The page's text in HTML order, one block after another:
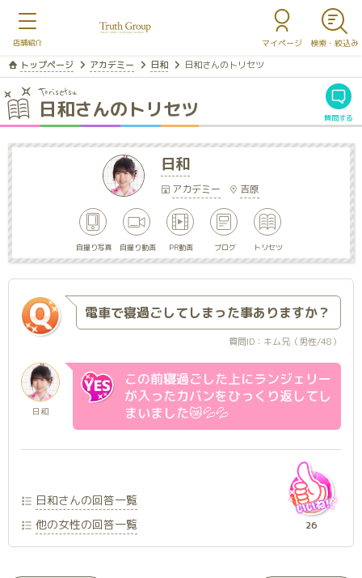
マイページ
トップページ アカデミー 日和 日和さんのトリセツ
Torisetsu
日和さんのトリセツ 質問する
日和
アカデミー 吉原
自撮り写真 自撮り動画 PR動画 ブログ トリセツ
電車で寝過ごしてしまった事ありますか？
質問ID：キム兄（男性/48）
日和
この前寝過ごした上にランジェリー
が入ったカバンをひっくり返してし
まいました😿💦💦
日和さんの回答一覧
他の女性の回答一覧
26